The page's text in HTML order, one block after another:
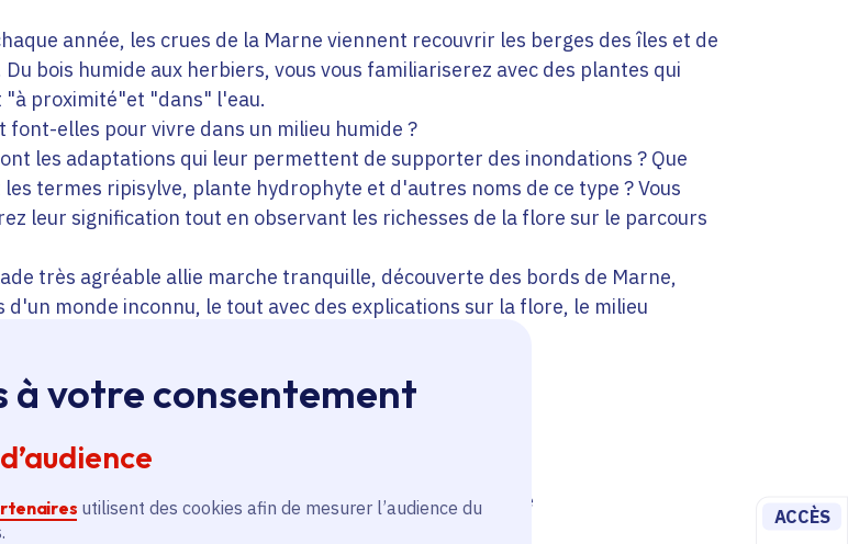
à votre consentement
utilisent des cookies afin de mesurer l’audience du
ACCÈS
année, les crues de la Marne viennent recouvrir les berges des îles et de
Du bois humide aux herbiers, vous vous familiariserez avec des plantes qui
"à proximité"et "dans" l'eau.
font-elles pour vivre dans un milieu humide ?
les adaptations qui leur permettent de supporter des inondations ? Que
termes ripisylve, plante hydrophyte et d'autres noms de ce type ? Vous
leur signification tout en observant les richesses de la flore sur le parcours
très agréable allie marche tranquille, découverte des bords de Marne,
d'un monde inconnu, le tout avec des explications sur la flore, le milieu
par Nathalie - guide nature qualinat et paysagiste